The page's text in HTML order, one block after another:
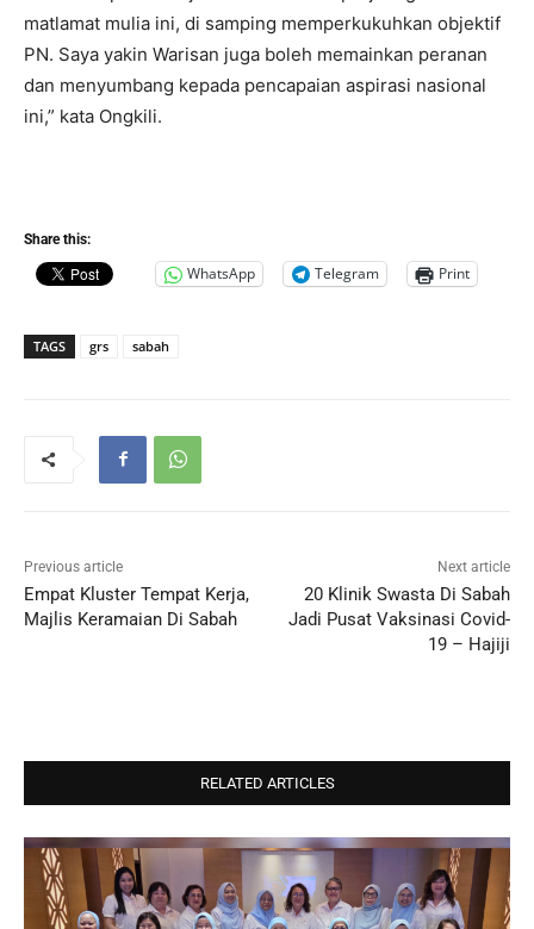
matlamat mulia ini, di samping memperkukuhkan objektif
PN. Saya yakin Warisan juga boleh memainkan peranan
dan menyumbang kepada pencapaian aspirasi nasional
ini,” kata Ongkili.
Share this:
WhatsApp Telegram Print
TAGS grs sabah
Previous article
Empat Kluster Tempat Kerja,
Majlis Keramaian Di Sabah
Next article
20 Klinik Swasta Di Sabah
Jadi Pusat Vaksinasi Covid-
19 – Hajiji
RELATED ARTICLES